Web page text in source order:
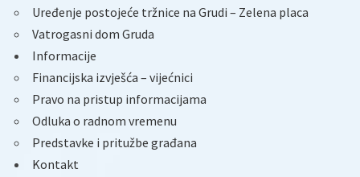
Uređenje postojeće tržnice na Grudi – Zelena placa
Vatrogasni dom Gruda
Informacije
Financijska izvješća – vijećnici
Pravo na pristup informacijama
Odluka o radnom vremenu
Predstavke i pritužbe građana
Kontakt